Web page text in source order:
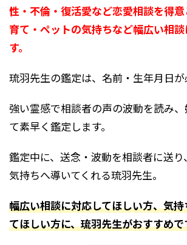
性・不倫・復活愛など恋愛相談を得
育て・ペットの気持ちなど幅広い相
す。
琉羽先生の鑑定は、名前・生年月日が
強い霊感で相談者の声の波動を読み
て素早く鑑定します。
鑑定中に、送念・波動を相談者に送
気持ちへ導いてくれる琉羽先生。
幅広い相談に対応してほしい方、気
てほしい方に、琉羽先生がおすすめで